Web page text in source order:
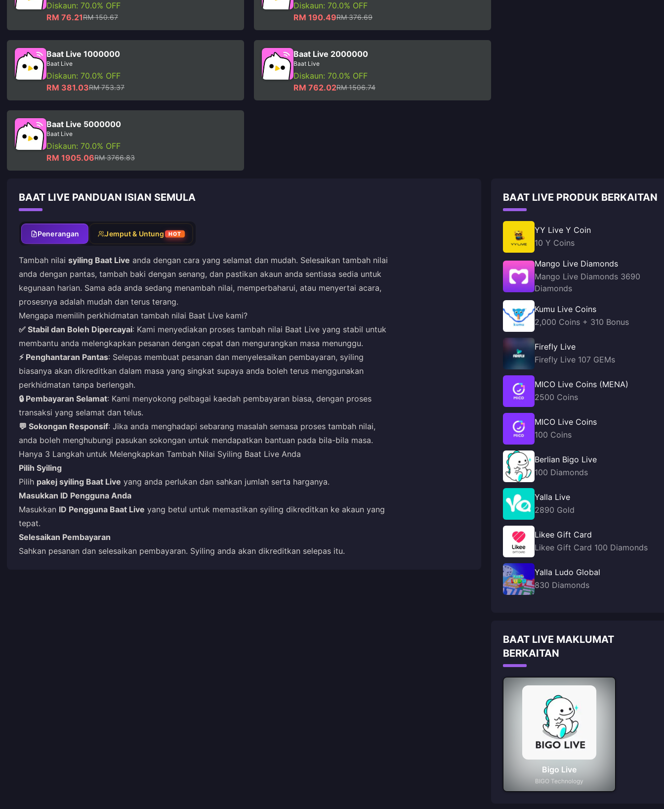
Diskaun: 70.0% OFF
RM 76.21RM 150.67
Diskaun: 70.0% OFF
RM 190.49RM 376.69
Baat Live 1000000
Baat Live
Diskaun: 70.0% OFF
RM 381.03RM 753.37
Baat Live 2000000
Baat Live
Diskaun: 70.0% OFF
RM 762.02RM 1506.74
Baat Live 5000000
Baat Live
Diskaun: 70.0% OFF
RM 1905.06RM 3766.83
BAAT LIVE PANDUAN ISIAN SEMULA
Penerangan Jemput & Untung HOT
Tambah nilai syiling Baat Live anda dengan cara yang selamat dan mudah. Selesaikan tambah nilai
anda dengan pantas, tambah baki dengan senang, dan pastikan akaun anda sentiasa sedia untuk
kegunaan harian. Sama ada anda sedang menambah nilai, memperbaharui, atau menyertai acara,
prosesnya adalah mudah dan terus terang.
Mengapa memilih perkhidmatan tambah nilai Baat Live kami?
✅ Stabil dan Boleh Dipercayai: Kami menyediakan proses tambah nilai Baat Live yang stabil untuk
membantu anda melengkapkan pesanan dengan cepat dan mengurangkan masa menunggu.
⚡ Penghantaran Pantas: Selepas membuat pesanan dan menyelesaikan pembayaran, syiling
biasanya akan dikreditkan dalam masa yang singkat supaya anda boleh terus menggunakan
perkhidmatan tanpa berlengah.
🔒 Pembayaran Selamat: Kami menyokong pelbagai kaedah pembayaran biasa, dengan proses
transaksi yang selamat dan telus.
💬 Sokongan Responsif: Jika anda menghadapi sebarang masalah semasa proses tambah nilai,
anda boleh menghubungi pasukan sokongan untuk mendapatkan bantuan pada bila-bila masa.
Hanya 3 Langkah untuk Melengkapkan Tambah Nilai Syiling Baat Live Anda
Pilih Syiling
Pilih pakej syiling Baat Live yang anda perlukan dan sahkan jumlah serta harganya.
Masukkan ID Pengguna Anda
Masukkan ID Pengguna Baat Live yang betul untuk memastikan syiling dikreditkan ke akaun yang
tepat.
Selesaikan Pembayaran
Sahkan pesanan dan selesaikan pembayaran. Syiling anda akan dikreditkan selepas itu.
BAAT LIVE PRODUK BERKAITAN
YY Live Y Coin
10 Y Coins
Mango Live Diamonds
Mango Live Diamonds 3690
Diamonds
Kumu Live Coins
2,000 Coins + 310 Bonus
Firefly Live
Firefly Live 107 GEMs
MICO Live Coins (MENA)
2500 Coins
MICO Live Coins
100 Coins
Berlian Bigo Live
100 Diamonds
Yalla Live
2890 Gold
Likee Gift Card
Likee Gift Card 100 Diamonds
Yalla Ludo Global
830 Diamonds
BAAT LIVE MAKLUMAT
BERKAITAN
Bigo Live
BIGO Technology